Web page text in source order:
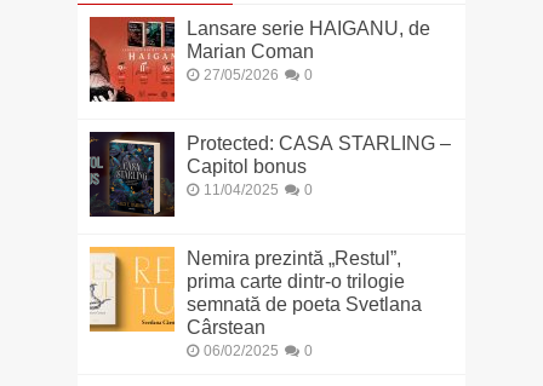
Lansare serie HAIGANU, de
Marian Coman
27/05/2026 0
Protected: CASA STARLING –
Capitol bonus
11/04/2025 0
Nemira prezintă „Restul”,
prima carte dintr-o trilogie
semnată de poeta Svetlana
Cârstean
06/02/2025 0